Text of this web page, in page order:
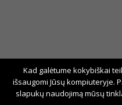
Kad galėtume kokybiškai
išsaugomi Jūsų kompiuteryje.
slapukų naudojimą mūsų